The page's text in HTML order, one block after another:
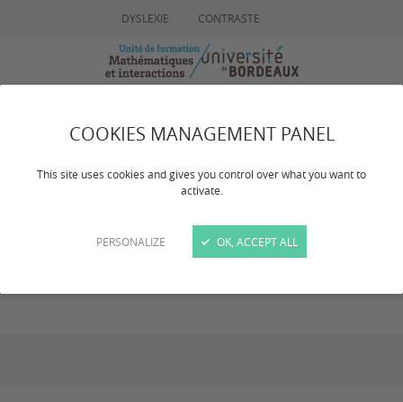
COOKIES MANAGEMENT PANEL
This site uses cookies and gives you control over what you want to
activate.
PERSONALIZE OK, ACCEPT ALL
DYSLEXIE CONTRASTE
Vidéos
le 23/10/2024